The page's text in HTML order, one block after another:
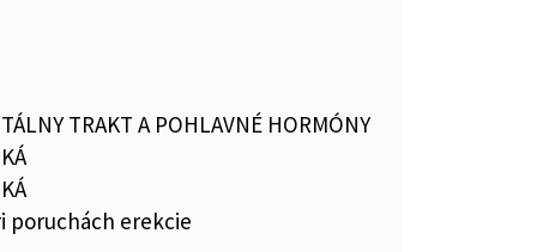
TRAKT A POHLAVNÉ HORMÓNY
poruchách erekcie